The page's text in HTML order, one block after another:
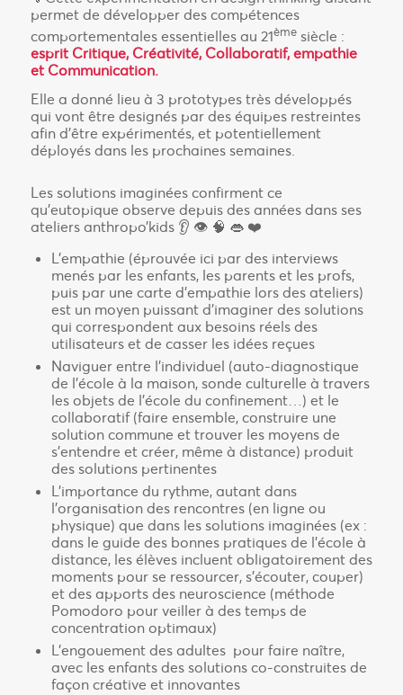
permet de développer des compétences
comportementales essentielles au 21èmesiècle :
esprit Critique, Créativité, Collaboratif, empathie
et Communication.
Elle a donné lieu à 3 prototypes très développés
qui vont être designés par des équipes restreintes
afin d’être expérimentés, et potentiellement
déployés dans les prochaines semaines.
Les solutions imaginées confirment ce
qu’eutopique observe depuis des années dans ses
ateliers anthropo’kids 👂 👁️ 🧠 👄 ❤️
L’empathie (éprouvée ici par des interviews
menés par les enfants, les parents et les profs,
puis par une carte d’empathie lors des ateliers)
est un moyen puissant d’imaginer des solutions
qui correspondent aux besoins réels des
utilisateurs et de casser les idées reçues
Naviguer entre l’individuel (auto-diagnostique
de l’école à la maison, sonde culturelle à travers
les objets de l’école du confinement…) et le
collaboratif (faire ensemble, construire une
solution commune et trouver les moyens de
s’entendre et créer, même à distance) produit
des solutions pertinentes
L’importance du rythme, autant dans
l’organisation des rencontres (en ligne ou
physique) que dans les solutions imaginées (ex :
dans le guide des bonnes pratiques de l’école à
distance, les élèves incluent obligatoirement des
moments pour se ressourcer, s’écouter, couper)
et des apports des neuroscience (méthode
Pomodoro pour veiller à des temps de
concentration optimaux)
L’engouement des adultes pour faire naître,
avec les enfants des solutions co-construites de
façon créative et innovantes